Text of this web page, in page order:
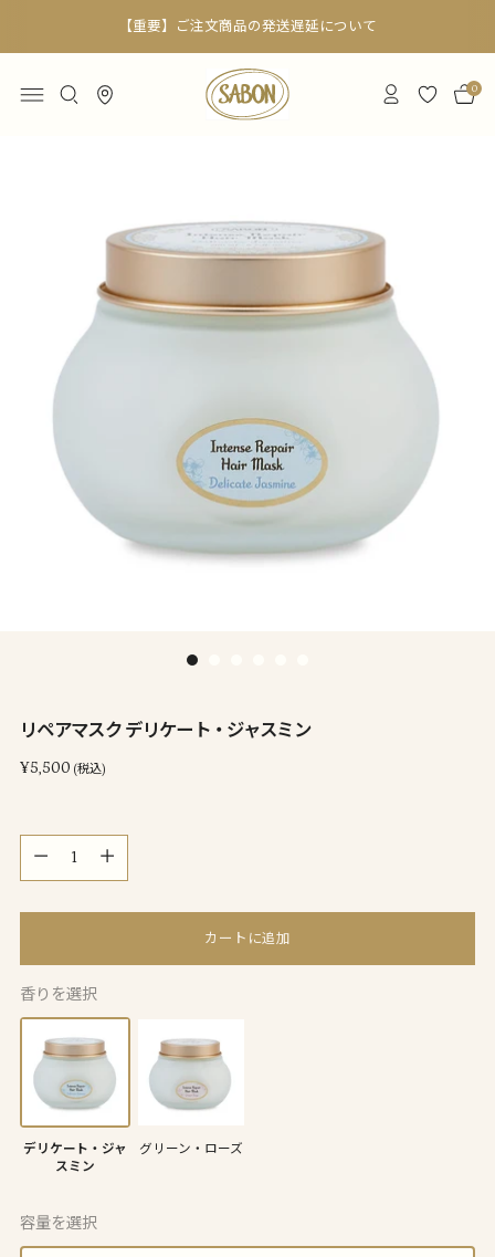
【重要】ご注文商品の発送遅延について
0
リペアマスク デリケート・ジャスミン
通
¥5,500 (税込)
量
カートに追加
香りを選択
デリケート・ジャ
スミン
グリーン・ローズ
容量を選択